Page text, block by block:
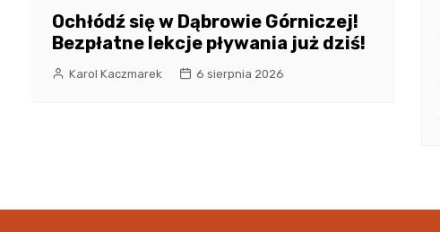
Ochłódź się w Dąbrowie Górniczej!
Bezpłatne lekcje pływania już dziś!
Karol Kaczmarek 6 sierpnia 2026